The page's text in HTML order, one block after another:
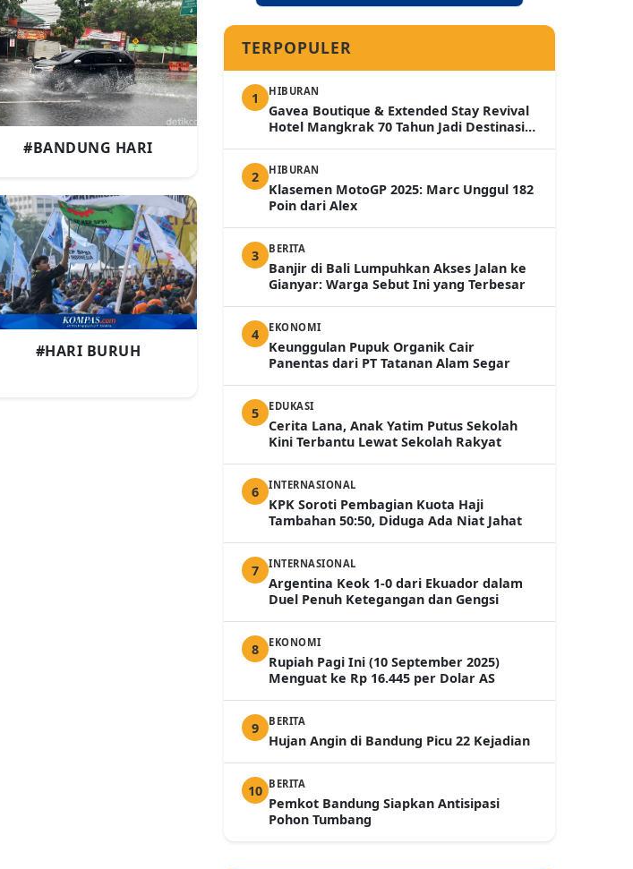
#BANDUNG HARI
#HARI BURUH
TERPOPULER
1 HIBURAN
Gavea Boutique & Extended Stay Revival
Hotel Mangkrak 70 Tahun Jadi Destinasi
2
HIBURAN
Klasemen MotoGP 2025: Marc Unggul 182
Poin dari Alex
3 BERITA
Banjir di Bali Lumpuhkan Akses Jalan ke
Gianyar: Warga Sebut Ini yang Terbesar
4 EKONOMI
Keunggulan Pupuk Organik Cair
Panentas dari PT Tatanan Alam Segar
5 EDUKASI
Cerita Lana, Anak Yatim Putus Sekolah
Kini Terbantu Lewat Sekolah Rakyat
6 INTERNASIONAL
KPK Soroti Pembagian Kuota Haji
Tambahan 50:50, Diduga Ada Niat Jahat
7 INTERNASIONAL
Argentina Keok 1-0 dari Ekuador dalam
Duel Penuh Ketegangan dan Gengsi
8 EKONOMI
Rupiah Pagi Ini (10 September 2025)
Menguat ke Rp 16.445 per Dolar AS
9 BERITA
Hujan Angin di Bandung Picu 22 Kejadian
10 BERITA
Pemkot Bandung Siapkan Antisipasi
Pohon Tumbang